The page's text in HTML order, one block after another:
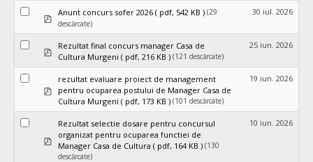
pdfAnunt concurs sofer 2026 ( pdf, 542 KB ) (29
descărcate)
30 iul. 2026
pdfRezultat final concurs manager Casa de
Cultura Murgeni ( pdf, 216 KB ) (121 descărcate)
25 iun. 2026
pdf
rezultat evaluare proiect de management
pentru ocuparea postului de Manager Casa de
Cultura Murgeni ( pdf, 173 KB ) (101 descărcate)
19 iun. 2026
pdf
Rezultat selectie dosare pentru concursul
organizat pentru ocuparea functiei de
Manager Casa de Cultura ( pdf, 164 KB ) (130
descărcate)
10 iun. 2026